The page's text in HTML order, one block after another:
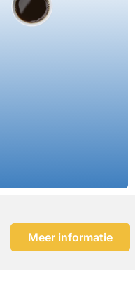
Meer informatie